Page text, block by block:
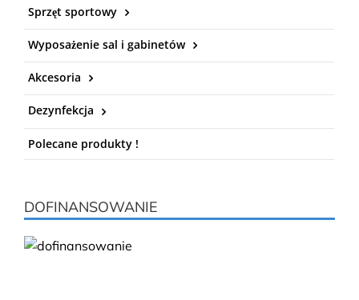
Sprzęt sportowy
Wyposażenie sal i gabinetów
Akcesoria
Dezynfekcja
Polecane produkty !
DOFINANSOWANIE